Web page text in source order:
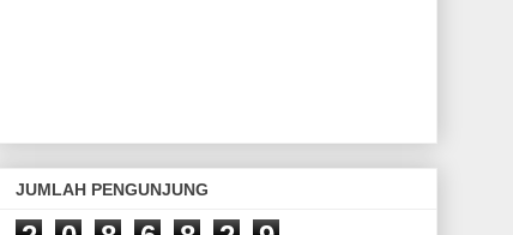
JUMLAH PENGUNJUNG